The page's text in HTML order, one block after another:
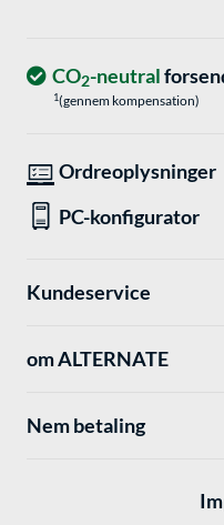
CO2-neutral
1(gennem kompensation)
Ordreoplysninger
PC-konfigurator
Kundeservice
om ALTERNATE
Nem betaling